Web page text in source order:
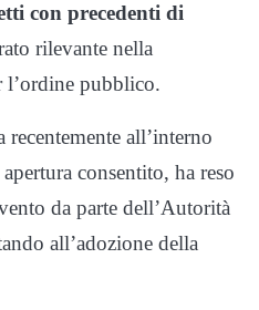
con precedenti di
rilevante nella
l’ordine pubblico.
recentemente all’interno
consentito, ha reso
da parte dell’Autorità
all’adozione della